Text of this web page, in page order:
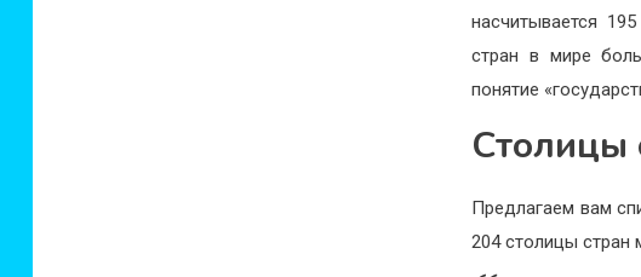
насчитывается
стран в мире
понятие
Столицы
Предлагаем вам
204 столицы стран